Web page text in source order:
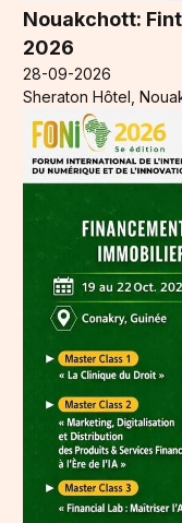
Nouakchott:
2026
28-09-2026
Sheraton Hôtel,